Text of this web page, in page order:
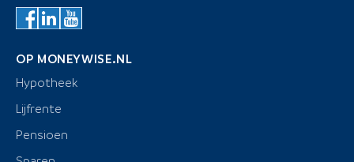
OP MONEYWISE.NL
Hypotheek
Lijfrente
Pensioen